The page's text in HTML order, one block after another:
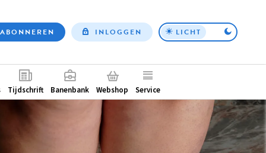
Top
ABONNEREN INLOGGEN LICHT
Tijdschrift Banenbank Webshop Service